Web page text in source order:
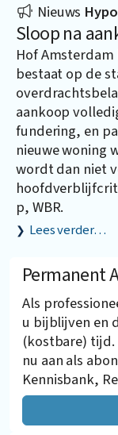
Nieuws
Sloop na
Hof
bestaat op de
aankoop
fundering, en
nieuwe woning
wordt dan niet
p, WBR.
Lees verder…
Permanent
Als
u bijblijven en
(kostbare) tijd.
nu aan als
Kennisbank,